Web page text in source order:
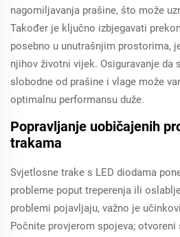
nagomiljavanja prašine, što može
Također je ključno izbjegavati
posebno u unutrašnjim prostorima,
njihov životni vijek. Osiguravanje da
slobodne od prašine i vlage može
optimalnu performansu duže.
Popravljanje uobičajenih
trakama
Svjetlosne trake s LED diodama
probleme poput treperenja ili
problemi pojavljaju, važno je
Počnite provjerom spojeva;